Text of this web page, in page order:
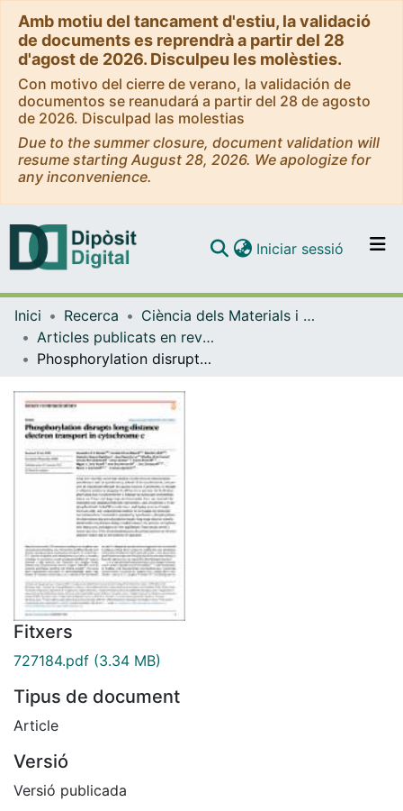
Amb motiu del tancament d'estiu, la validació
de documents es reprendrà a partir del 28
d'agost de 2026. Disculpeu les molèsties.
Con motivo del cierre de verano, la validación de
documentos se reanudará a partir del 28 de agosto
de 2026. Disculpad las molestias
Due to the summer closure, document validation will
resume starting August 28, 2026. We apologize for
any inconvenience.
Navega per tot el DD
Com publicar
Iniciar sessió (current)
Inici Recerca
Ciència dels Materials i Química Física
Articles publicats en revistes (Ciència dels Materials i Química Física)
Phosphorylation disrupts long-distance electron transport in cytochrome c
Fitxers
727184.pdf (3.34 MB)
Tipus de document
Article
Versió
Versió publicada